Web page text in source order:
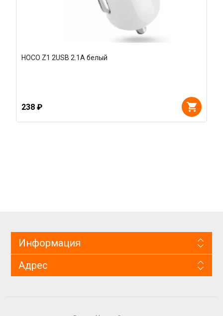
HOCO Z1 2USB 2.1A белый
238 ₽
Информация
Адрес